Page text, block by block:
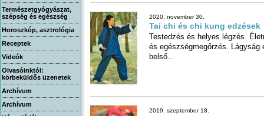
Természetgyógyászat,
szépség és egészség
Horoszkóp, asztrológia
Receptek
Videók
Olvasóinktól:
körbeküldős üzenetek
Archívum
Archívum
2020. november 30.
Tai chi és chi kung edzések
Testedzés és helyes légzés.
és egészségmegőrzés.
belső...
2019. szeptember 18.